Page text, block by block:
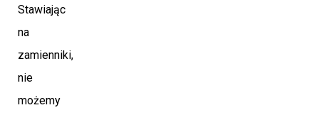
Stawiając
na
zamienniki,
nie
możemy